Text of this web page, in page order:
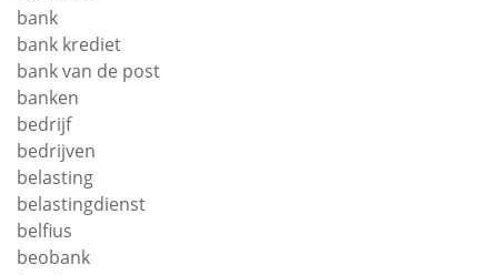
bank
bank krediet
bank van de post
banken
bedrijf
bedrijven
belasting
belastingdienst
belfius
beobank